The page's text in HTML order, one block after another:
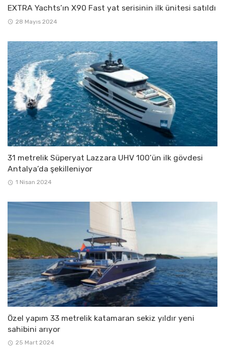
EXTRA Yachts’ın X90 Fast yat serisinin ilk ünitesi satıldı
28 Mayıs 2024
31 metrelik Süperyat Lazzara UHV 100’ün ilk gövdesi
Antalya’da şekilleniyor
1 Nisan 2024
Özel yapım 33 metrelik katamaran sekiz yıldır yeni
sahibini arıyor
25 Mart 2024